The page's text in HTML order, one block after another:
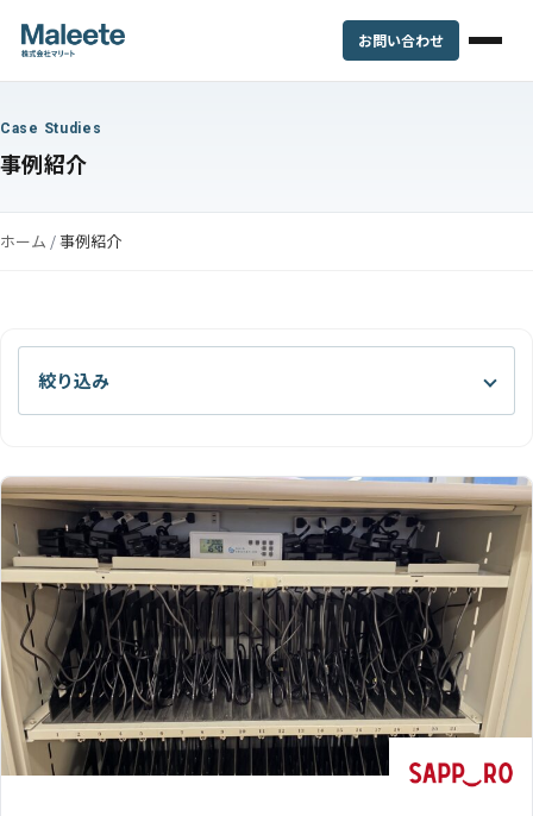
お問い合わせ
Case Studies
事例紹介
ホーム /事例紹介
絞り込み